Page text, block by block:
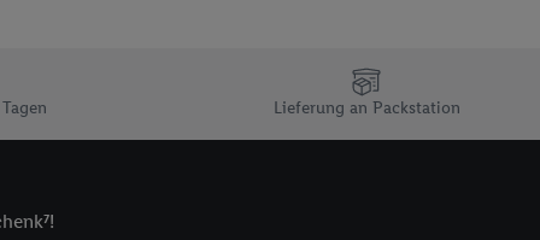
Lieferung an Packstation
bestehendes Lidl
Online-Kennung
verwenden
auszuspielen.
Technologie in